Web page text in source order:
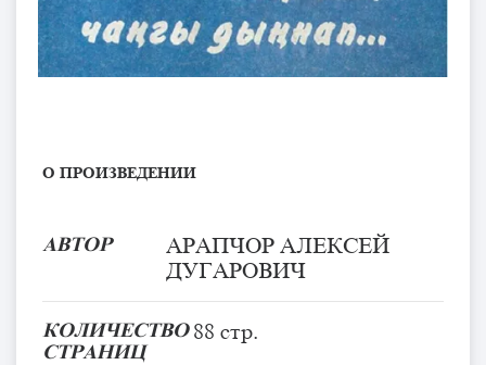
О ПРОИЗВЕДЕНИИ
АВТОР
АРАПЧОР АЛЕКСЕЙ
ДУГАРОВИЧ
КОЛИЧЕСТВО
СТРАНИЦ
88 стр.